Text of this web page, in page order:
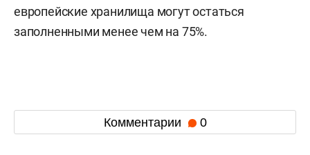
европейские хранилища могут остаться
заполненными менее чем на 75%.
Комментарии 0